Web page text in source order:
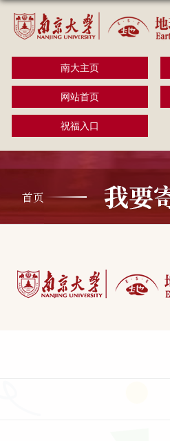
南大主页
网站首页
祝福入口
首页 我要寄语